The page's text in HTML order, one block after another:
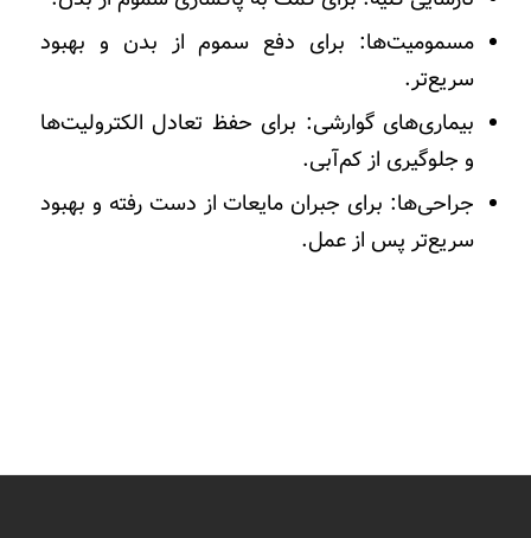
مسمومیت‌ها: برای دفع سموم از بدن و بهبود
سریع‌تر.
بیماری‌های گوارشی: برای حفظ تعادل الکترولیت‌ها
و جلوگیری از کم‌آبی.
جراحی‌ها: برای جبران مایعات از دست رفته و بهبود
سریع‌تر پس از عمل.